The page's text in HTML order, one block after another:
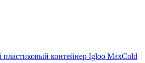
пластиковый контейнер Igloo MaxCold